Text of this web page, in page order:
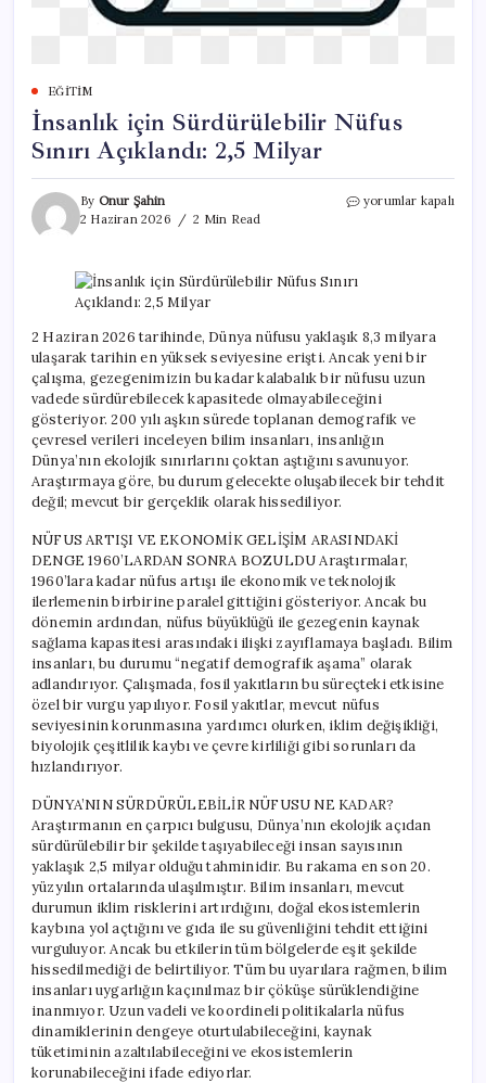
EĞITIM
İnsanlık için Sürdürülebilir Nüfus
Sınırı Açıklandı: 2,5 Milyar
By Onur Şahin
2 Haziran 2026
2 Min Read
İnsanlık
Milyar
için
yorumlar kapalı
2 Haziran 2026 tarihinde, Dünya nüfusu yaklaşık 8,3 milyara
ulaşarak tarihin en yüksek seviyesine erişti. Ancak yeni bir
çalışma, gezegenimizin bu kadar kalabalık bir nüfusu uzun
vadede sürdürebilecek kapasitede olmayabileceğini
gösteriyor. 200 yılı aşkın sürede toplanan demografik ve
çevresel verileri inceleyen bilim insanları, insanlığın
Dünya’nın ekolojik sınırlarını çoktan aştığını savunuyor.
Araştırmaya göre, bu durum gelecekte oluşabilecek bir tehdit
değil; mevcut bir gerçeklik olarak hissediliyor.
NÜFUS ARTIŞI VE EKONOMİK GELİŞİM ARASINDAKİ
DENGE 1960’LARDAN SONRA BOZULDU Araştırmalar,
1960’lara kadar nüfus artışı ile ekonomik ve teknolojik
ilerlemenin birbirine paralel gittiğini gösteriyor. Ancak bu
dönemin ardından, nüfus büyüklüğü ile gezegenin kaynak
sağlama kapasitesi arasındaki ilişki zayıflamaya başladı. Bilim
insanları, bu durumu “negatif demografik aşama” olarak
adlandırıyor. Çalışmada, fosil yakıtların bu süreçteki etkisine
özel bir vurgu yapılıyor. Fosil yakıtlar, mevcut nüfus
seviyesinin korunmasına yardımcı olurken, iklim değişikliği,
biyolojik çeşitlilik kaybı ve çevre kirliliği gibi sorunları da
hızlandırıyor.
DÜNYA’NIN SÜRDÜRÜLEBİLİR NÜFUSU NE KADAR?
Araştırmanın en çarpıcı bulgusu, Dünya’nın ekolojik açıdan
sürdürülebilir bir şekilde taşıyabileceği insan sayısının
yaklaşık 2,5 milyar olduğu tahminidir. Bu rakama en son 20.
yüzyılın ortalarında ulaşılmıştır. Bilim insanları, mevcut
durumun iklim risklerini artırdığını, doğal ekosistemlerin
kaybına yol açtığını ve gıda ile su güvenliğini tehdit ettiğini
vurguluyor. Ancak bu etkilerin tüm bölgelerde eşit şekilde
hissedilmediği de belirtiliyor. Tüm bu uyarılara rağmen, bilim
insanları uygarlığın kaçınılmaz bir çöküşe sürüklendiğine
inanmıyor. Uzun vadeli ve koordineli politikalarla nüfus
dinamiklerinin dengeye oturtulabileceğini, kaynak
tüketiminin azaltılabileceğini ve ekosistemlerin
korunabileceğini ifade ediyorlar.